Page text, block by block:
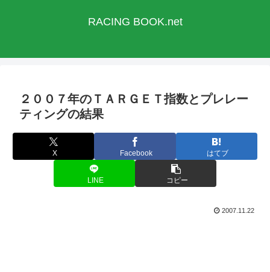
RACING BOOK.net
２００７年のＴＡＲＧＥＴ指数とプレレー
ティングの結果
X Facebook はてブ
LINE コピー
2007.11.22